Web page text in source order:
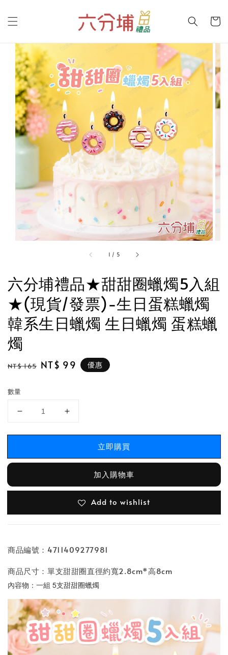
1 / 5
六分埔禮品★甜甜圈蠟燭5入組
★(現貨/發票)-生日蛋糕蠟燭
韓系生日蠟燭 生日蠟燭 蛋糕蠟
燭
Regular
NT$ 165 Sale
NT$ 99 優惠
數量
立即購買
加入購物車
Add to wishlist
商品編號：4711409277981
商品尺寸：單支甜甜圈直徑約寬2.8cm*高8cm
內容物： 一組 5支甜甜圈蠟燭